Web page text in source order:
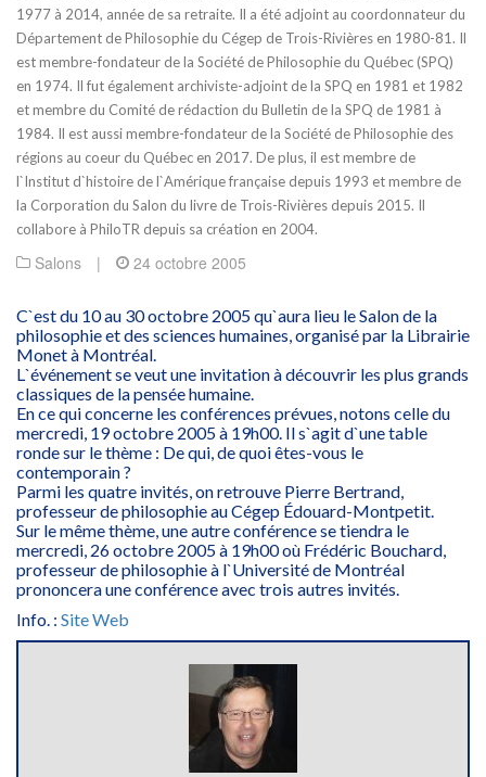
1977 à 2014, année de sa retraite. Il a été adjoint au coordonnateur du
Département de Philosophie du Cégep de Trois-Rivières en 1980-81. Il
est membre-fondateur de la Société de Philosophie du Québec (SPQ)
en 1974. Il fut également archiviste-adjoint de la SPQ en 1981 et 1982
et membre du Comité de rédaction du Bulletin de la SPQ de 1981 à
1984. Il est aussi membre-fondateur de la Société de Philosophie des
régions au coeur du Québec en 2017. De plus, il est membre de
l`Institut d`histoire de l`Amérique française depuis 1993 et membre de
la Corporation du Salon du livre de Trois-Rivières depuis 2015. Il
collabore à PhiloTR depuis sa création en 2004.
Salons | 24 octobre 2005
C`est du 10 au 30 octobre 2005 qu`aura lieu le Salon de la
philosophie et des sciences humaines, organisé par la Librairie
Monet à Montréal.
L`événement se veut une invitation à découvrir les plus grands
classiques de la pensée humaine.
En ce qui concerne les conférences prévues, notons celle du
mercredi, 19 octobre 2005 à 19h00. Il s`agit d`une table
ronde sur le thème : De qui, de quoi êtes-vous le
contemporain ?
Parmi les quatre invités, on retrouve Pierre Bertrand,
professeur de philosophie au Cégep Édouard-Montpetit.
Sur le même thème, une autre conférence se tiendra le
mercredi, 26 octobre 2005 à 19h00 où Frédéric Bouchard,
professeur de philosophie à l`Université de Montréal
prononcera une conférence avec trois autres invités.
Info. : Site Web